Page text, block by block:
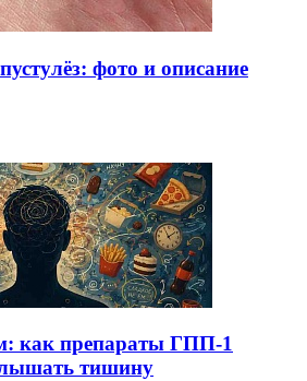
фото и описание
как препараты ГПП-1
тишину